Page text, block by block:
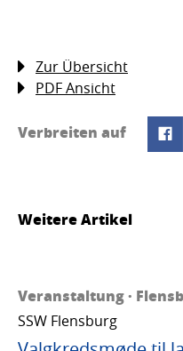
Zur Übersicht
PDF Ansicht
Verbreiten auf
Weitere Artikel
Veranstaltung ·
SSW Flensburg